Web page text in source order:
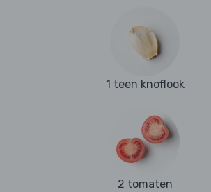
1 teen knoflook
2 tomaten